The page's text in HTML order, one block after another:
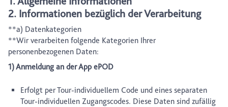
2. Informationen bezüglich der Verarbeitung
**a) Datenkategorien
**Wir verarbeiten folgende Kategorien Ihrer
personenbezogenen Daten:
1) Anmeldung an der App ePOD
Erfolgt per Tour-individuellem Code und eines separaten
Tour-individuellen Zugangscodes. Diese Daten sind zufällig